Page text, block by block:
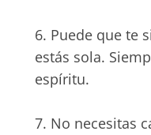
6. Puede que te
estás sola.
espíritu.
7. No necesitas